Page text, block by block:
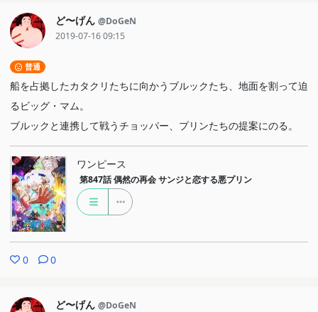
ど〜げん @DoGeN
2019-07-16 09:15
普通
船を占拠したカタクリたちに向かうブルックたち、地面を割って迫
るビッグ・マム。
ブルックと連携して戦うチョッパー、プリンたちの提案にのる。
ワンピース
第847話 偶然の再会 サンジと恋する悪プリン
0 0
ど〜げん @DoGeN